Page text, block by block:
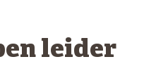
leider